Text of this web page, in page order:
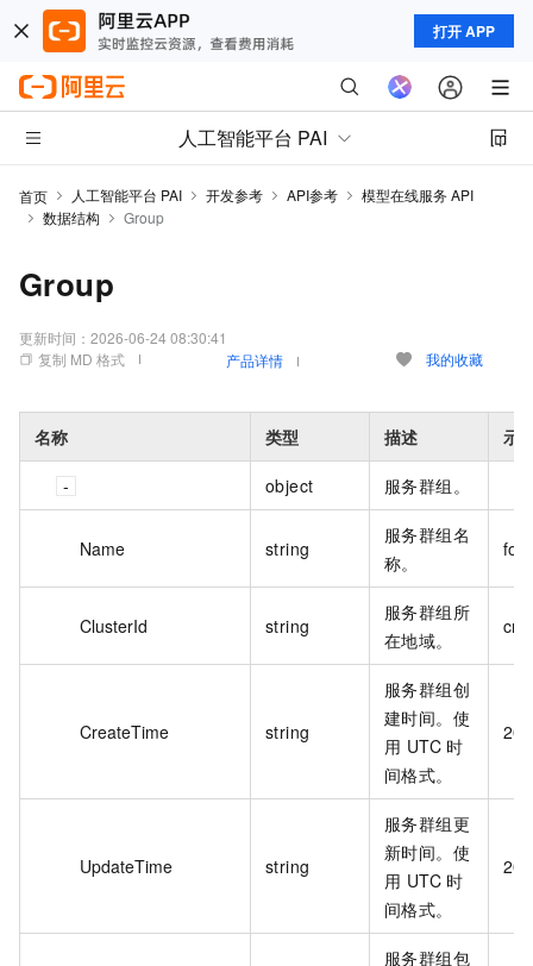
打开 APP
人工智能平台 PAI
首页 人工智能平台 PAI 开发参考 API参考
模型在线服务 API
数据结构
Group
Group
更新时间： 2026-06-24 08:30:41
复制 MD 格式
产品详情 我的收藏
名称 类型 描述 示
object 服务群组。
Name string
服务群组名
称。
foo
ClusterId string
服务群组所
在地域。
cn-
CreateTime string
服务群组创
建时间。使
用 UTC 时
间格式。
UpdateTime string
服务群组更
新时间。使
用 UTC 时
间格式。
服务群组包